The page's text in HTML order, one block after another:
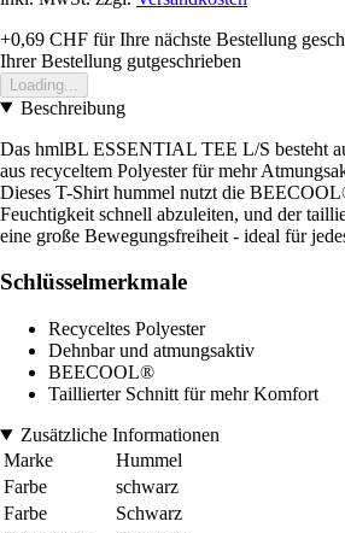
+0,69 CHF für Ihre nächste Bestellung
Ihrer Bestellung gutgeschrieben
Loading...
Beschreibung
Das hmlBL ESSENTIAL TEE L/S besteht
aus recyceltem Polyester für mehr
Dieses T-Shirt hummel nutzt die
Feuchtigkeit schnell abzuleiten, und der
eine große Bewegungsfreiheit - ideal für
Schlüsselmerkmale
Recyceltes Polyester
Dehnbar und atmungsaktiv
BEECOOL®
Taillierter Schnitt für mehr Komfort
Zusätzliche Informationen
Marke
Hummel
Farbe
schwarz
Farbe
Schwarz